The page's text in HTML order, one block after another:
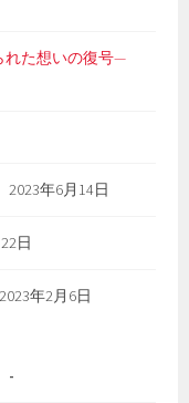
れた想いの復号—
2023年6月14日
日
2023年2月6日